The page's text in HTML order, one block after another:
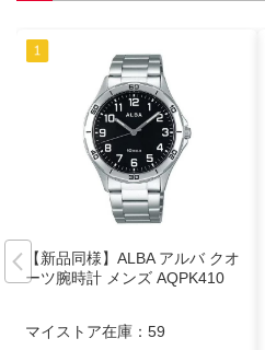
【新品同様】ALBA アルバ クオ
ーツ腕時計 メンズ AQPK410
マイストア在庫： 59